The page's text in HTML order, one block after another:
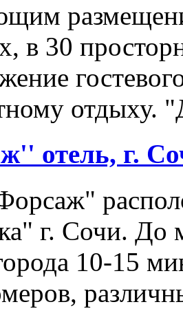
в 30
отдыху.
отель, г.
г. Сочи. До
10-15